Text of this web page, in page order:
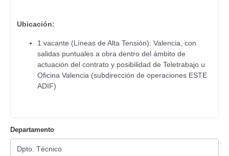
Ubicación:
1 vacante (Líneas de Alta Tensión): Valencia, con
salidas puntuales a obra dentro del ámbito de
actuación del contrato y posibilidad de Teletrabajo u
Oficina Valencia (subdirección de operaciones ESTE
ADIF)
Departamento